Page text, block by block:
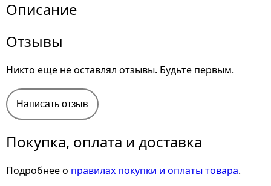
Описание
Отзывы
Никто еще не оставлял отзывы. Будьте первым.
Написать отзыв
Покупка, оплата и доставка
Подробнее о правилах покупки и оплаты товара.